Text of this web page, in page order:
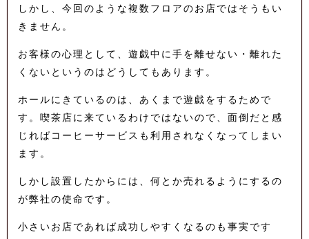
しかし、今回のような複数フロアのお店ではそうもい
きません。
お客様の心理として、遊戯中に手を離せない・離れた
くないというのはどうしてもあります。
ホールにきているのは、あくまで遊戯をするためで
す。喫茶店に来ているわけではないので、面倒だと感
じればコーヒーサービスも利用されなくなってしまい
ます。
しかし設置したからには、何とか売れるようにするの
が弊社の使命です。
小さいお店であれば成功しやすくなるのも事実です